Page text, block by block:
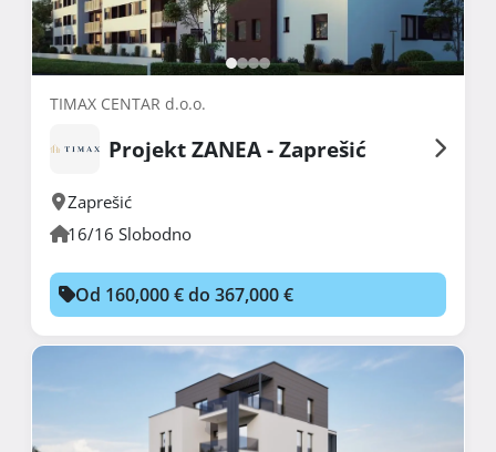
TIMAX CENTAR d.o.o.
Projekt ZANEA - Zaprešić
Zaprešić
16/16 Slobodno
Od 160,000 € do 367,000 €